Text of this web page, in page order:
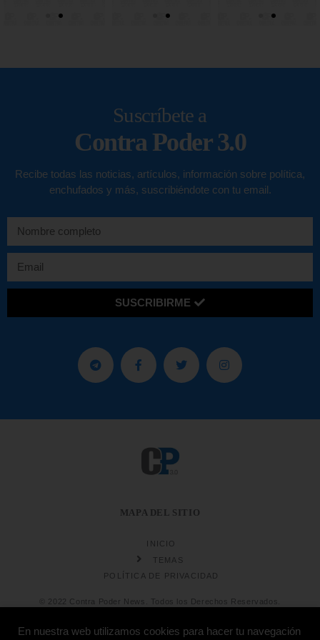
Suscríbete a
Contra Poder 3.0
Recibe todas las noticias, artículos, información sobre política,
enchufados y más, suscribiéndote con tu email.
SUSCRIBIRME
MAPA DEL SITIO
INICIO
TEMAS
POLÍTICA DE PRIVACIDAD
© 2022 Contra Poder News. Todos los Derechos Reservados.
En nuestra web utilizamos cookies para hacer tu navegación